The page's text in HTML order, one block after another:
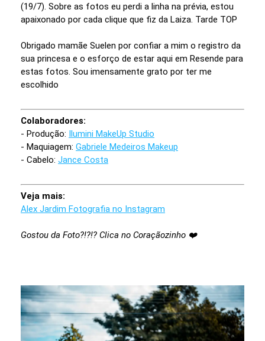
(19/7). Sobre as fotos eu perdi a linha na prévia, estou
apaixonado por cada clique que fiz da Laiza. Tarde TOP
Obrigado mamãe Suelen por confiar a mim o registro da
sua princesa e o esforço de estar aqui em Resende para
estas fotos. Sou imensamente grato por ter me
escolhido
Colaboradores:
- Produção: Ilumini MakeUp Studio
- Maquiagem: Gabriele Medeiros Makeup
- Cabelo: Jance Costa
Veja mais:
Alex Jardim Fotografia no Instagram
Gostou da Foto?!?!? Clica no Coraçãozinho ❤️